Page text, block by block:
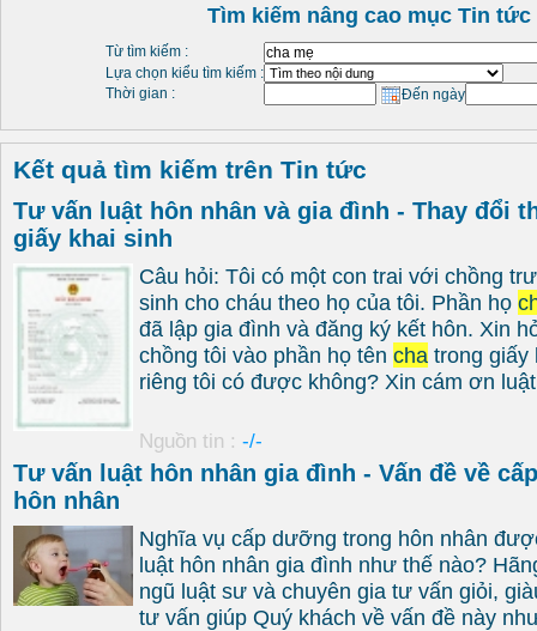
Tìm kiếm nâng cao mục Tin tức
Từ tìm kiếm :
Lựa chọn kiểu tìm kiếm :
Thời gian :
Đến ngày
Kết quả tìm kiếm trên Tin tức
Tư vấn luật hôn nhân và gia đình - Thay đổi
giấy khai sinh
Câu hỏi: Tôi có một con trai với chồng
sinh cho cháu theo họ của tôi. Phần họ
đã lập gia đình và đăng ký kết hôn. Xin
chồng tôi vào phần họ tên cha trong giấy
riêng tôi có được không? Xin cám ơn
Nguồn tin : -/-
Tư vấn luật hôn nhân gia đình - Vấn đề về
hôn nhân
Nghĩa vụ cấp dưỡng trong hôn nhân
luật hôn nhân gia đình như thế nào?
ngũ luật sư và chuyên gia tư vấn giỏi,
tư vấn giúp Quý khách về vấn đề này